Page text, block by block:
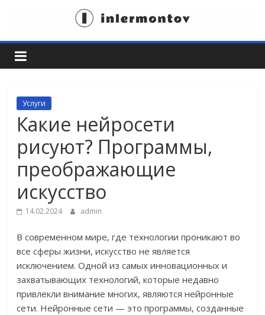
Пространство
для
идей
Услуги
Какие нейросети
рисуют? Программы,
преображающие
искусство
14.02.2024 admin
В современном мире, где технологии проникают во
все сферы жизни, искусство не является
исключением. Одной из самых инновационных и
захватывающих технологий, которые недавно
привлекли внимание многих, являются нейронные
сети. Нейронные сети — это программы, созданные